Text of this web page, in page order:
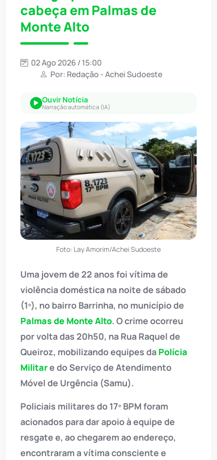
cabeça em Palmas de
Monte Alto
02 Ago 2026 / 15:00
Por: Redação - Achei Sudoeste
Ouvir Notícia
Narração automática (IA)
Foto: Lay Amorim/Achei Sudoeste
Uma jovem de 22 anos foi vítima de
violência doméstica na noite de sábado
(1º), no bairro Barrinha, no município de
Palmas de Monte Alto. O crime ocorreu
por volta das 20h50, na Rua Raquel de
Queiroz, mobilizando equipes da Polícia
Militare do Serviço de Atendimento
Móvel de Urgência (Samu).
Policiais militares do 17º BPM foram
acionados para dar apoio à equipe de
resgate e, ao chegarem ao endereço,
encontraram a vítima consciente e